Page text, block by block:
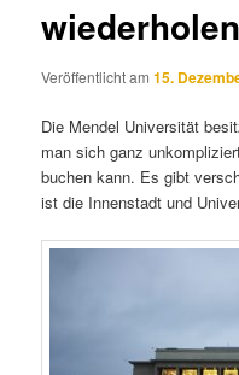
Veröffentlicht am15.
Die Mendel Universität
man sich ganz
buchen kann. Es gibt
ist die Innenstadt und